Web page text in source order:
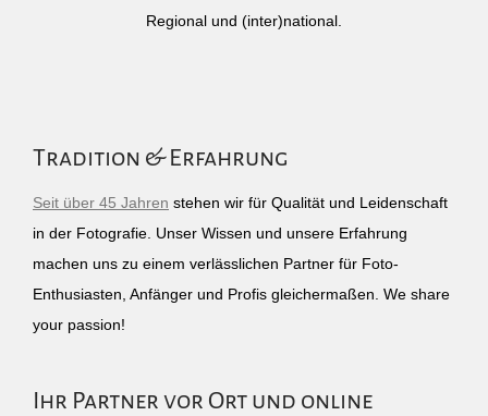
Regional und (inter)national.
Tradition & Erfahrung
Seit über 45 Jahren stehen wir für Qualität und Leidenschaft
in der Fotografie. Unser Wissen und unsere Erfahrung
machen uns zu einem verlässlichen Partner für Foto-
Enthusiasten, Anfänger und Profis gleichermaßen. We share
your passion!
Ihr Partner vor Ort und online